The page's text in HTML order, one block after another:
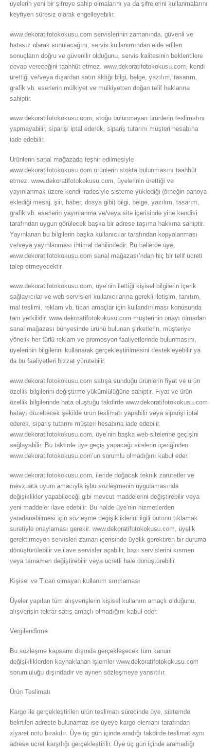
üyelerin yeni bir şifreye sahip olmalarını ya da şifrelerini kullanmalarını
keyfiyen süresiz olarak engelleyebilir.
www.dekoratifotokokusu.com servislerinin zamanında, güvenli ve
hatasız olarak sunulacağını, servis kullanımından elde edilen
sonuçların doğru ve güvenilir olduğunu, servis kalitesinin beklentilere
cevap vereceğini taahhüt etmez. www.dekoratifotokokusu.com, kendi
ürettiği ve/veya dışardan satın aldığı bilgi, belge, yazılım, tasarım,
grafik vb. eserlerin mülkiyet ve mülkiyetten doğan telif haklarına
sahiptir.
www.dekoratifotokokusu.com, stoğu bulunmayan ürünlerin teslimatını
yapmayabilir, siparişi iptal ederek, sipariş tutarını müşteri hesabına
iade edebilir.
Ürünlerin sanal mağazada teşhir edilmesiyle
www.dekoratifotokokusu.com ürünlerin stokta bulunmasını taahhüt
etmez. www.dekoratifotokokusu.com, üyelerinin ürettiği ve
yayınlanmak üzere kendi iradesiyle sisteme yüklediği (örneğin panoya
eklediği mesaj, şiir, haber, dosya gibi) bilgi, belge, yazılım, tasarım,
grafik vb. eserlerin yayınlanma ve/veya site içerisinde yine kendisi
tarafından uygun görülecek başka bir adrese taşıma hakkına sahiptir.
Yayınlanan bu bilgilerin başka kullanıcılar tarafından kopyalanması
ve/veya yayınlanması ihtimal dahilindedir. Bu hallerde üye,
www.dekoratifotokokusu.com sanal mağazası’ndan hiç bir telif ücreti
talep etmeyecektir.
www.dekoratifotokokusu.com, üye’nin ilettiği kişisel bilgilerin içerik
sağlayıcılar ve web servisleri kullanıcılarına gerekli iletişim, tanıtım,
mal teslimi, reklam vb. ticari amaçlar için kullandırılması konusunda
tam yetkilidir. www.dekoratifotokokusu.com müşterinin onayı olmadan
sanal mağazası bünyesinde ürünü bulunan şirketlerin, müşteriye
yönelik her türlü reklam ve promosyon faaliyetlerinde bulunmasını,
üyelerinin bilgilerini kullanarak gerçekleştirilmesini destekleyebilir ya
da bu faaliyetleri bizzat yürütebilir.
www.dekoratifotokokusu.com satışa sunduğu ürünlerin fiyat ve ürün
özellik bilgilerini değiştirme yükümlülüğüne sahiptir. Fiyat ve ürün
özellik bilgilerinde hata oluştuğu takdirde www.dekoratifotokokusu.com
hatayı düzeltecek şekilde ürün teslimatı yapabilir veya siparişi iptal
ederek, sipariş tutarını müşteri hesabına iade edebilir.
www.dekoratifotokokusu.com, üye’nin başka web-sitelerine geçişini
sağlayabilir. Bu taktirde üye geçiş yapacağı sitelerin içeriğinden
www.dekoratifotokokusu.com’un sorumlu olmadığını kabul eder.
www.dekoratifotokokusu.com, ileride doğacak teknik zaruretler ve
mevzuata uyum amacıyla işbu sözleşmenin uygulamasında
değişiklikler yapabileceği gibi mevcut maddelerini değiştirebilir veya
yeni maddeler ilave edebilir. Bu halde üye’nin hizmetlerden
yararlanabilmesi için sözleşme değişikliklerini ilgili butonu tıklamak
suretiyle onaylaması gerekir. www.dekoratifotokokusu.com, üyelik
gerektirmeyen servisleri zaman içerisinde üyelik gerektiren bir duruma
dönüştürülebilir ve ilave servisler açabilir, bazı servislerini kısmen
veya tamamen değiştirebilir veya ücretli hale dönüştürebilir.
Kişisel ve Ticari olmayan kullanım sınırlaması
Üyeler yapılan tüm alışverişlerin kişisel kullanım amaçlı olduğunu,
alışverişin tekrar satış amaçlı olmadığını kabul eder.
Vergilendirme
Bu sözleşme kapsamı dışında gerçekleşecek tüm kanuni
değişikliklerden kaynaklanan işlemler www.dekoratifotokokusu.com
sorumluluğu dışındadır ve aynen sözleşmeye yansıtılır.
Ürün Teslimatı
Kargo ile gerçekleştirilen ürün teslimatı sürecinde üye, sistemde
belirtilen adreste bulunamaz ise üyeye kargo elemanı tarafından
ziyaret notu bırakılır. Üye üç gün içinde aradığı takdirde teslimat aynı
adrese ücret karşılığı gerçekleştirilir. Üye üç gün içinde aramadığı